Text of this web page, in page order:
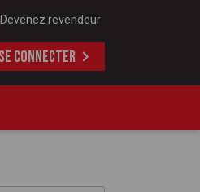
Devenez revendeur
SE CONNECTER